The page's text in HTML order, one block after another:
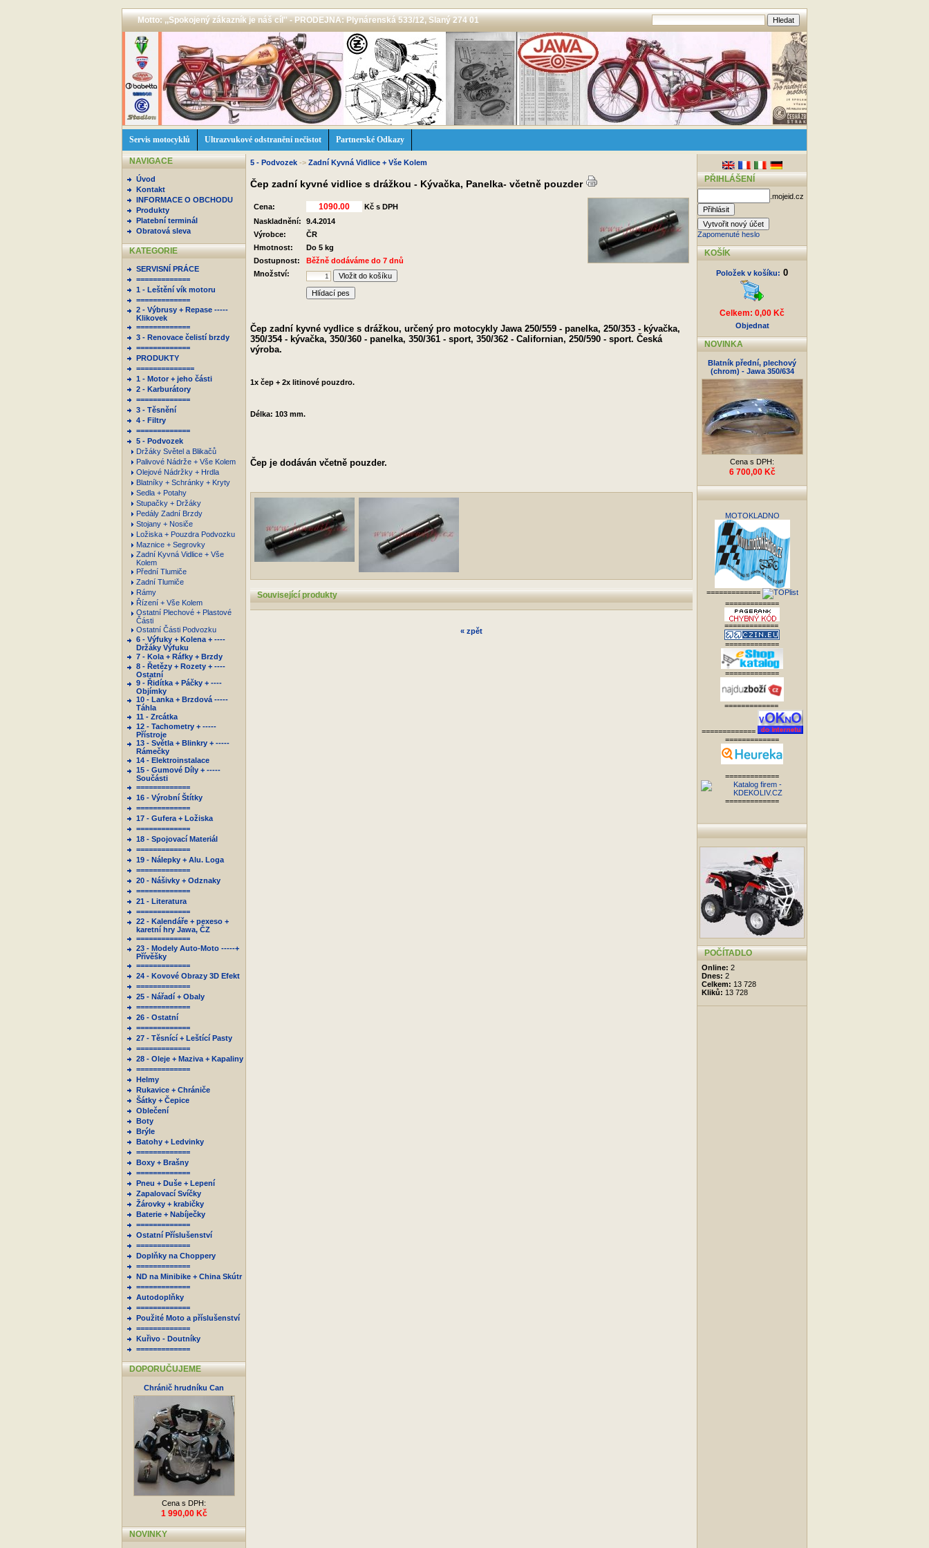
Motto: ,,Spokojený zákazník je náš cíl'' - PRODEJNA: Plynárenská 533/12, Slaný 274 01
Servis motocyklů Ultrazvukové odstranění nečistot Partnerské Odkazy
NAVIGACE
Úvod
Kontakt
INFORMACE O OBCHODU
Produkty
Platební terminál
Obratová sleva
KATEGORIE
SERVISNÍ PRÁCE
=============
1 - Leštění vík motoru
=============
2 - Výbrusy + Repase -----
Klikovek
=============
3 - Renovace čelistí brzdy
=============
PRODUKTY
==============
1 - Motor + jeho části
2 - Karburátory
=============
3 - Těsnění
4 - Filtry
=============
5 - Podvozek
Držáky Světel a Blikačů
Palivové Nádrže + Vše Kolem
Olejové Nádržky + Hrdla
Blatníky + Schránky + Kryty
Sedla + Potahy
Stupačky + Držáky
Pedály Zadní Brzdy
Stojany + Nosiče
Ložiska + Pouzdra Podvozku
Maznice + Segrovky
Zadní Kyvná Vidlice + Vše
Kolem
Přední Tlumiče
Zadní Tlumiče
Rámy
Řízení + Vše Kolem
Ostatní Plechové + Plastové
Části
Ostatní Části Podvozku
6 - Výfuky + Kolena + ----
Držáky Výfuku
7 - Kola + Ráfky + Brzdy
8 - Řetězy + Rozety + ----
Ostatní
9 - Řidítka + Páčky + ----
Objímky
10 - Lanka + Brzdová -----
Táhla
11 - Zrcátka
12 - Tachometry + -----
Přístroje
13 - Světla + Blinkry + -----
Rámečky
14 - Elektroinstalace
15 - Gumové Díly + -----
Součásti
=============
16 - Výrobní Štítky
=============
17 - Gufera + Ložiska
=============
18 - Spojovací Materiál
=============
19 - Nálepky + Alu. Loga
=============
20 - Nášivky + Odznaky
=============
21 - Literatura
=============
22 - Kalendáře + pexeso +
karetní hry Jawa, ČZ
=============
23 - Modely Auto-Moto -----+
Přívěšky
=============
24 - Kovové Obrazy 3D Efekt
=============
25 - Nářadí + Obaly
=============
26 - Ostatní
=============
27 - Těsnící + Leštící Pasty
=============
28 - Oleje + Maziva + Kapaliny
=============
Helmy
Rukavice + Chrániče
Šátky + Čepice
Oblečení
Boty
Brýle
Batohy + Ledvinky
=============
Boxy + Brašny
=============
Pneu + Duše + Lepení
Zapalovací Svíčky
Žárovky + krabičky
Baterie + Nabíječky
=============
Ostatní Příslušenství
=============
Doplňky na Choppery
=============
ND na Minibike + China Skútr
=============
Autodoplňky
=============
Použité Moto a příslušenství
=============
Kuřivo - Doutníky
=============
DOPORUČUJEME
Chránič hrudníku Can
Cena s DPH:
1 990,00 Kč
NOVINKY
5 - Podvozek -> Zadní Kyvná Vidlice + Vše Kolem
Čep zadní kyvné vidlice s drážkou - Kývačka, Panelka- včetně pouzder
Cena:
Kč s DPH
Naskladnění:
9.4.2014
Výrobce:
ČR
Hmotnost:
Do 5 kg
Dostupnost:
Běžně dodáváme do 7 dnů
Množství:
Hlídací pes
Čep zadní kyvné vydlice s drážkou, určený pro motocykly Jawa 250/559 - panelka, 250/353 - kývačka,
350/354 - kývačka, 350/360 - panelka, 350/361 - sport, 350/362 - Californian, 250/590 - sport. Česká
výroba.
1x čep + 2x litinové pouzdro.
Délka: 103 mm.
Čep je dodáván včetně pouzder.
Související produkty
« zpět
PŘIHLÁŠENÍ
.mojeid.cz
Zapomenuté heslo
KOŠÍK
Položek v košíku: 0
Celkem: 0,00 Kč
Objednat
NOVINKA
Blatník přední, plechový
(chrom) - Jawa 350/634
Cena s DPH:
6 700,00 Kč
MOTOKLADNO
=============
=============
=============
=============
=============
=============
=============
=============
=============
=============
POČÍTADLO
Online: 2
Dnes: 2
Celkem: 13 728
Kliků: 13 728